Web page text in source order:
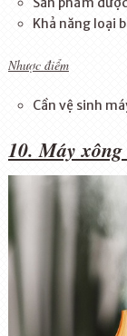
Khả năng loại
Nhược điểm
Cần vệ sinh
10. Máy